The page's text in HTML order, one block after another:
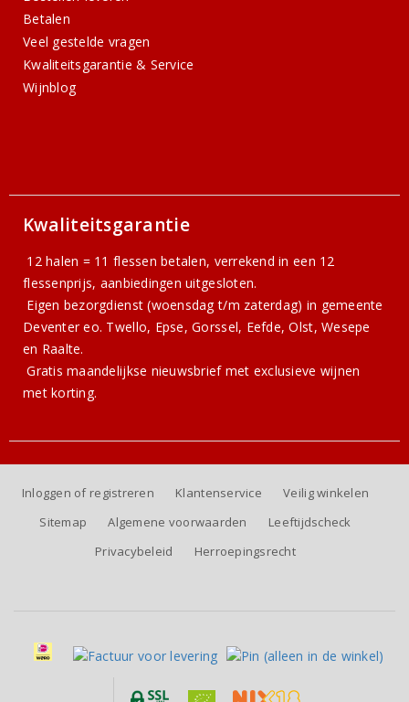
Betalen
Veel gestelde vragen
Kwaliteitsgarantie & Service
Wijnblog
Kwaliteitsgarantie
12 halen = 11 flessen betalen, verrekend in een 12
flessenprijs, aanbiedingen uitgesloten.
Eigen bezorgdienst (woensdag t/m zaterdag) in gemeente
Deventer eo. Twello, Epse, Gorssel, Eefde, Olst, Wesepe
en Raalte.
Gratismaandelijkse nieuwsbriefmet exclusieve wijnen
met korting.
Inloggen of registreren Klantenservice
Veilig winkelen
Sitemap
Algemene voorwaarden
Leeftijdscheck
Privacybeleid
Herroepingsrecht